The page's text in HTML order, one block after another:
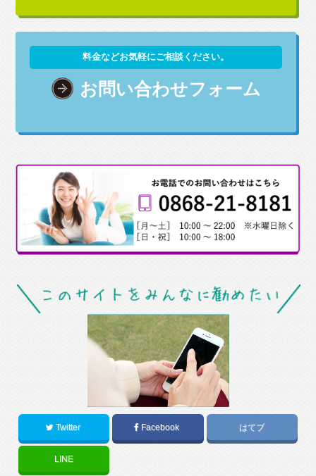
料金などお気軽にご相談ください。
お問い合わせフォーム
Twitter Facebook はてブ
LINE